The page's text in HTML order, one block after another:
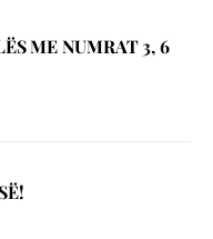
ME NUMRAT 3, 6